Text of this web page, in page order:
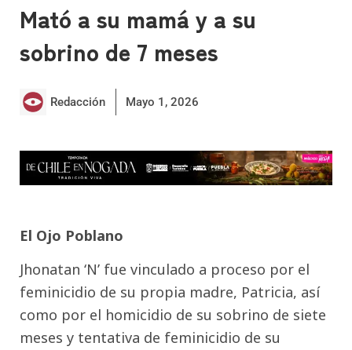
Mató a su mamá y a su
sobrino de 7 meses
Redacción Mayo 1, 2026
El Ojo Poblano
Jhonatan ‘N’ fue vinculado a proceso por el
feminicidio de su propia madre, Patricia, así
como por el homicidio de su sobrino de siete
meses y tentativa de feminicidio de su